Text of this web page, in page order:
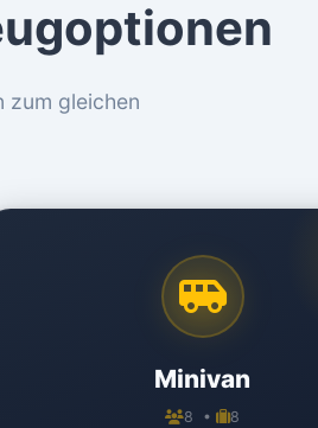
zum gleichen
Minivan
8 • 8